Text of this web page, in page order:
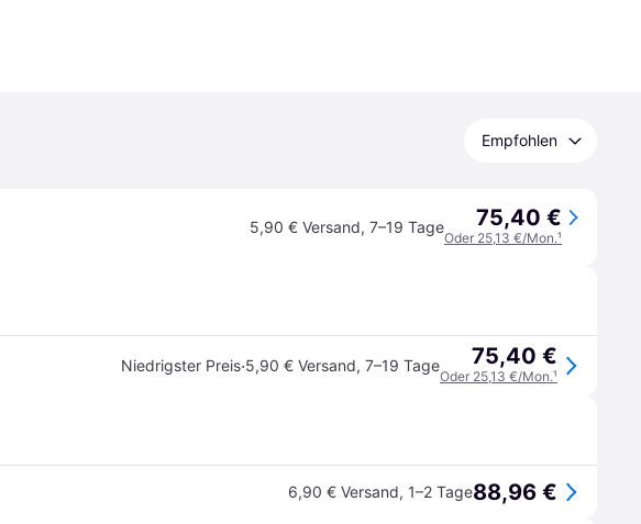
Empfohlen
5,90 € Versand, 7–19 Tage 75,40 €
Oder 25,13 €/Mon.¹
Niedrigster Preis·5,90 € Versand, 7–19 Tage 75,40 €
Oder 25,13 €/Mon.¹
6,90 € Versand, 1–2 Tage88,96 €